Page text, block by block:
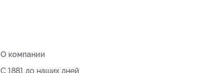
О компании
С 1881 до наших дней